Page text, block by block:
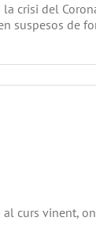
crisi del
suspesos de
curs vinent,